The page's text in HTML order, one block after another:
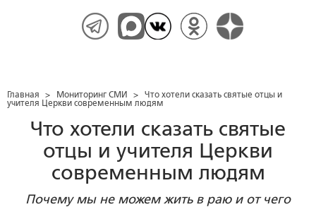
Главная > Мониторинг СМИ > Что хотели сказать святые отцы и
учителя Церкви современным людям
Что хотели сказать святые
отцы и учителя Церкви
современным людям
Почему мы не можем жить в раю и от чего